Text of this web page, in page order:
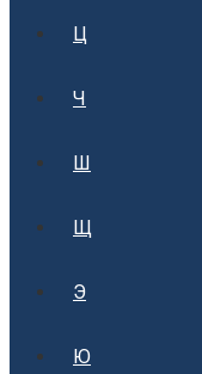
Ц
Ч
Ш
Щ
Э
Ю